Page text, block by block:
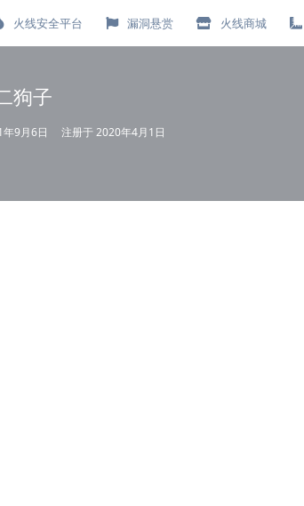
火线安全平台 漏洞悬赏 火线商城
狗子
9月6日 注册于2020年4月1日